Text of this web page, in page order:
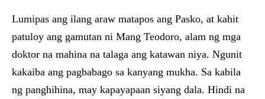
Lumipas ang ilang araw matapos ang Pasko, at kahit
patuloy ang gamutan ni Mang Teodoro, alam ng mga
doktor na mahina na talaga ang katawan niya. Ngunit
kakaiba ang pagbabago sa kanyang mukha. Sa kabila
ng panghihina, may kapayapaan siyang dala. Hindi na